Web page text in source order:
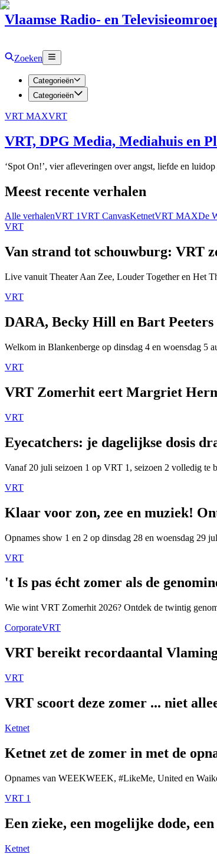
Vlaamse Radio- en
Zoeken
Categorieën
Categorieën
VRT MAXVRT
VRT, DPG Media, Mediahuis en
‘Spot On!’, vier afleveringen over angst, liefde en
Meest recente verhalen
Alle verhalenVRT 1VRT CanvasKetnetVRT MAXDe
VRT
Van strand tot schouwburg: VRT
Live vanuit Theater Aan Zee, Louder Together en Het
VRT
DARA, Becky Hill en Bart
Welkom in Blankenberge op dinsdag 4 en woensdag 5
VRT
VRT Zomerhit eert Margriet
VRT
Eyecatchers: je dagelijkse dosis
Vanaf 20 juli seizoen 1 op VRT 1, seizoen 2 volledig
VRT
Klaar voor zon, zee en muziek!
Opnames show 1 en 2 op dinsdag 28 en woensdag 29
VRT
't Is pas écht zomer als de
Wie wint VRT Zomerhit 2026? Ontdek de twintig
CorporateVRT
VRT bereikt recordaantal
VRT
VRT scoort deze zomer ... niet
Ketnet
Ketnet zet de zomer in met de
Opnames van WEEKWEEK, #LikeMe, United en
VRT 1
Een zieke, een mogelijke dode,
Ketnet